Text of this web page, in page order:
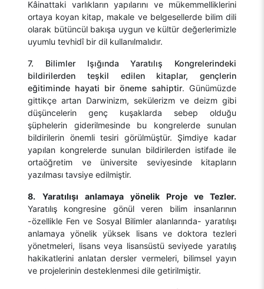
Kâinattaki varlıkların yapılarını ve mükemmelliklerini
ortaya koyan kitap, makale ve belgesellerde bilim dili
olarak bütüncül bakışa uygun ve kültür değerlerimizle
uyumlu tevhidî bir dil kullanılmalıdır.
7. Bilimler Işığında Yaratılış Kongrelerindeki
bildirilerden teşkil edilen kitaplar, gençlerin
eğitiminde hayati bir öneme sahiptir. Günümüzde
gittikçe artan Darwinizm, sekülerizm ve deizm gibi
düşüncelerin genç kuşaklarda sebep olduğu
şüphelerin giderilmesinde bu kongrelerde sunulan
bildirilerin önemli tesiri görülmüştür. Şimdiye kadar
yapılan kongrelerde sunulan bildirilerden istifade ile
ortaöğretim ve üniversite seviyesinde kitapların
yazılması tavsiye edilmiştir.
8.
Yaratılışı anlamaya yönelik Proje ve Tezler.
Yaratılış kongresine gönül veren bilim insanlarının
-özellikle Fen ve Sosyal Bilimler alanlarında- yaratılışı
anlamaya yönelik yüksek lisans ve doktora tezleri
yönetmeleri, lisans veya lisansüstü seviyede yaratılış
hakikatlerini anlatan dersler vermeleri, bilimsel yayın
ve projelerinin desteklenmesi dile getirilmiştir.